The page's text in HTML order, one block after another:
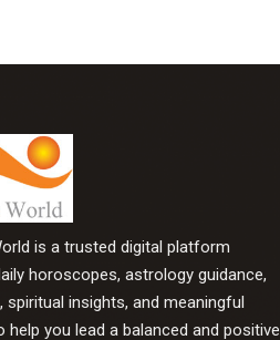
is a trusted digital platform
horoscopes, astrology guidance,
spiritual insights, and meaningful
help you lead a balanced and positive